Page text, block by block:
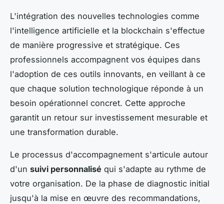
L'intégration des nouvelles technologies comme
l'intelligence artificielle et la blockchain s'effectue
de manière progressive et stratégique. Ces
professionnels accompagnent vos équipes dans
l'adoption de ces outils innovants, en veillant à ce
que chaque solution technologique réponde à un
besoin opérationnel concret. Cette approche
garantit un retour sur investissement mesurable et
une transformation durable.
Le processus d'accompagnement s'articule autour
d'un suivi personnalisé qui s'adapte au rythme de
votre organisation. De la phase de diagnostic initial
jusqu'à la mise en œuvre des recommandations,